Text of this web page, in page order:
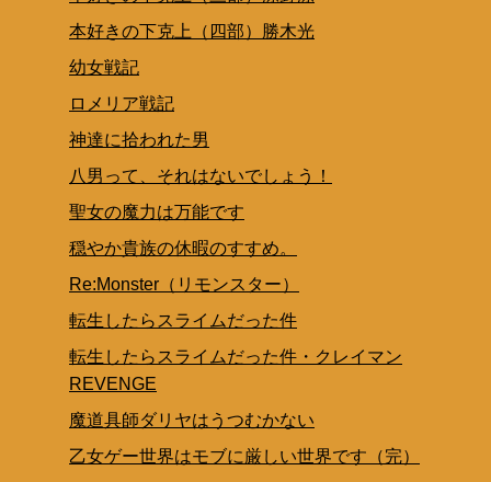
本好きの下克上（四部）勝木光
幼女戦記
ロメリア戦記
神達に拾われた男
八男って、それはないでしょう！
聖女の魔力は万能です
穏やか貴族の休暇のすすめ。
Re:Monster（リモンスター）
転生したらスライムだった件
転生したらスライムだった件・クレイマン
REVENGE
魔道具師ダリヤはうつむかない
乙女ゲー世界はモブに厳しい世界です（完）